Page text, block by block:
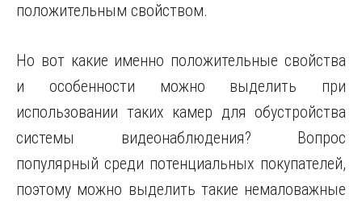
положительным свойством.
Но вот какие именно положительные свойства
и особенности можно выделить при
использовании таких камер для обустройства
системы видеонаблюдения? Вопрос
популярный среди потенциальных покупателей,
поэтому можно выделить такие немаловажные